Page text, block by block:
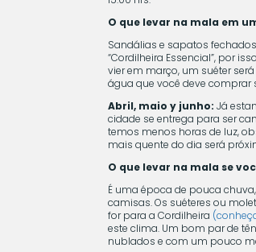
O que levar na mala em
Sandálias e sapatos
“Cordilheira Essencial”, por
vier em março, um suéter
água que você deve comprar
Abril, maio y junho:Já
cidade se entrega para ser
temos menos horas de luz,
mais quente do dia será
O que levar na mala se
É uma época de pouca
camisas. Os suéteres ou
for para a Cordilheira
este clima. Um bom par de
nublados e com um pouco